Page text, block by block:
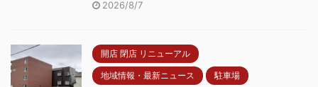
2026/8/7
開店 閉店 リニューアル
地域情報・最新ニュース 駐車場